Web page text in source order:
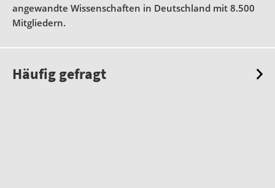
angewandte Wissenschaften in Deutschland mit 8.500
Mitgliedern.
Häufig gefragt